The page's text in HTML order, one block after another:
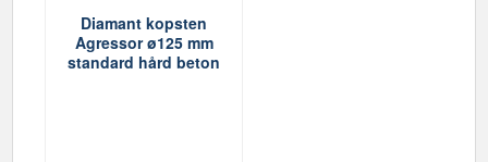
Diamant kopsten
Agressor ø125 mm
standard hård beton